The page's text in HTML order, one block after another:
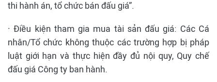
thi hành án, tổ chức bán đấu giá”.
· Điều kiện tham gia mua tài sản đấu giá: Các Cá
nhân/Tổ chức không thuộc các trường hợp bị pháp
luật giới hạn và thực hiện đầy đủ nội quy, Quy chế
đấu giá Công ty ban hành.